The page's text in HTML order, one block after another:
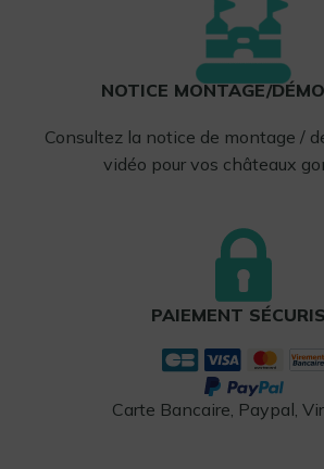
NOTICE MONTAGE/
Consultez la notice de montage /
vidéo pour vos châteaux
PAIEMENT
Carte Bancaire, Paypal,